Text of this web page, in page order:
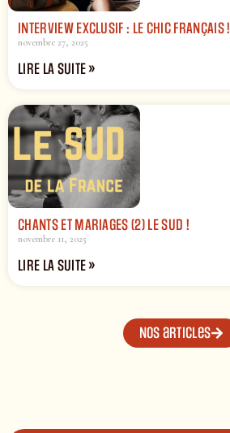
INTERVIEW EXCLUSIF : LE CHIC FRANÇAIS !
novembre 27, 2025
LIRE LA SUITE »
CHANTS ET MARIAGES (2) LE SUD !
novembre 11, 2025
LIRE LA SUITE »
Nos articles